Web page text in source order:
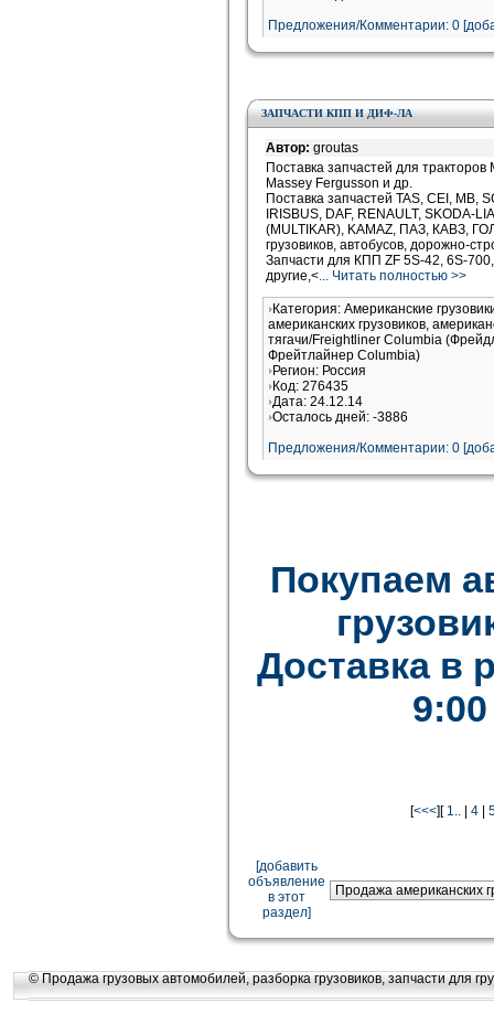
Предложения/Комментарии: 0
ЗАПЧАСТИ КПП И ДИФ-ЛА
Автор: groutas
Поставка запчастей для
Massey Fergusson и др.
Поставка запчастей TAS, CEI, MB,
IRISBUS, DAF, RENAULT, SKODA-
(MULTIKAR), KAMAZ, ПАЗ, КАВЗ,
грузовиков, автобусов, дорожно-
Запчасти для КПП ZF 5S-42, 6S-
другие,<... Читать полностью >>
Категория: Американские
американских грузовиков,
тягачи/Freightliner Columbia
Фрейтлайнер Columbia)
Регион: Россия
Код: 276435
Дата: 24.12.14
Осталось дней: -3886
Предложения/Комментарии: 0
Покупаем
Доставка в
[<<<][ 1.. 4
[добавить
объявление
в этот
раздел]
© Продажа грузовых автомобилей, разборка грузовиков, запчасти для